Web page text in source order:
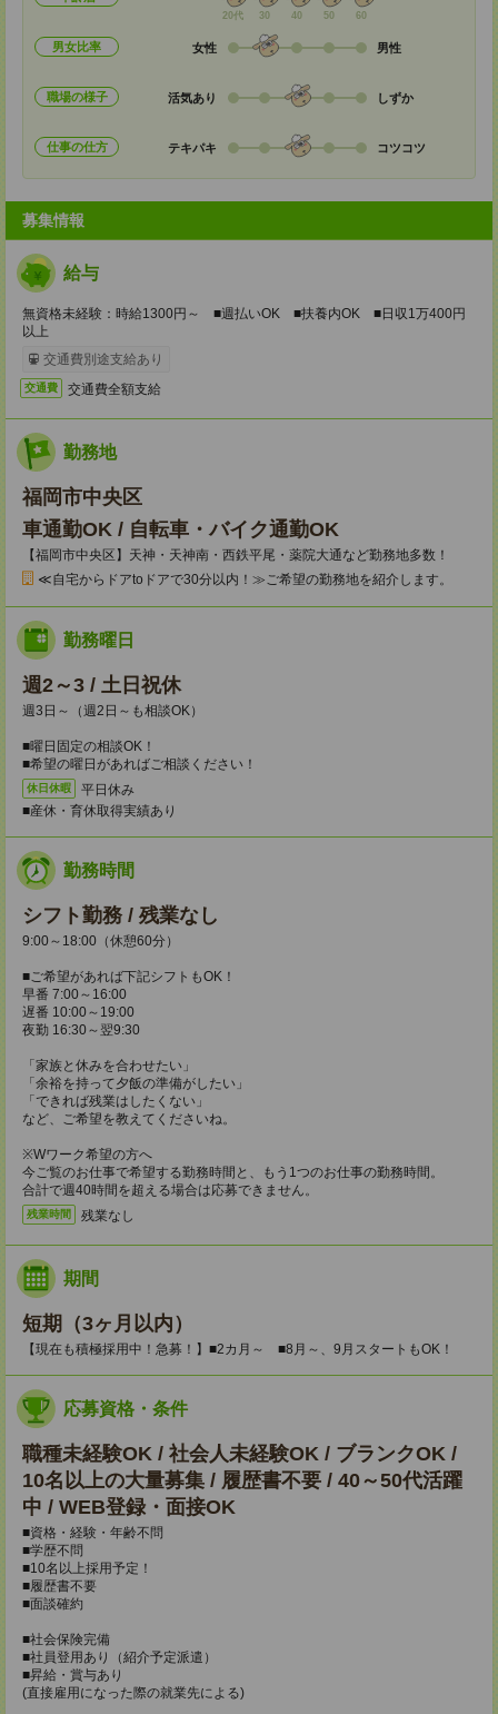
20代 30 40 50 60
男女比率 女性 男性
職場の様子 活気あり しずか
仕事の仕方 テキパキ コツコツ
募集情報
給与
無資格未経験：時給1300円～ ■週払いOK ■扶養内OK ■日収1万400円
以上
交通費別途支給あり
交通費 交通費全額支給
勤務地
福岡市中央区
車通勤OK / 自転車・バイク通勤OK
【福岡市中央区】天神・天神南・西鉄平尾・薬院大通など勤務地多数！
≪自宅からドアtoドアで30分以内！≫ご希望の勤務地を紹介します。
勤務曜日
週2～3 / 土日祝休
週3日～（週2日～も相談OK）
■曜日固定の相談OK！
■希望の曜日があればご相談ください！
休日休暇
平日休み
■産休・育休取得実績あり
勤務時間
シフト勤務 / 残業なし
9:00～18:00（休憩60分）
■ご希望があれば下記シフトもOK！
早番 7:00～16:00
遅番 10:00～19:00
夜勤 16:30～翌9:30
「家族と休みを合わせたい」
「余裕を持って夕飯の準備がしたい」
「できれば残業はしたくない」
など、ご希望を教えてくださいね。
※Wワーク希望の方へ
今ご覧のお仕事で希望する勤務時間と、もう1つのお仕事の勤務時間。
合計で週40時間を超える場合は応募できません。
残業時間 残業なし
期間
短期（3ヶ月以内）
【現在も積極採用中！急募！】■2カ月～ ■8月～、9月スタートもOK！
応募資格・条件
職種未経験OK / 社会人未経験OK / ブランクOK /
10名以上の大量募集 / 履歴書不要 / 40～50代活躍
中 / WEB登録・面接OK
■資格・経験・年齢不問
■学歴不問
■10名以上採用予定！
■履歴書不要
■面談確約
■社会保険完備
■社員登用あり（紹介予定派遣）
■昇給・賞与あり
(直接雇用になった際の就業先による)